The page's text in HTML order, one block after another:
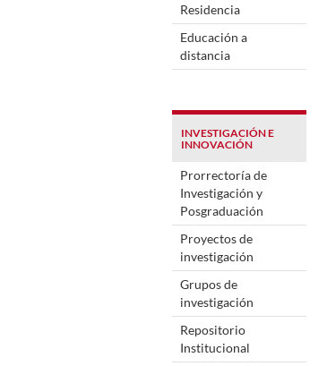
Residencia
Educación a
distancia
INVESTIGACIÓN E
INNOVACIÓN
Prorrectoría de
Investigación y
Posgraduación
Proyectos de
investigación
Grupos de
investigación
Repositorio
Institucional